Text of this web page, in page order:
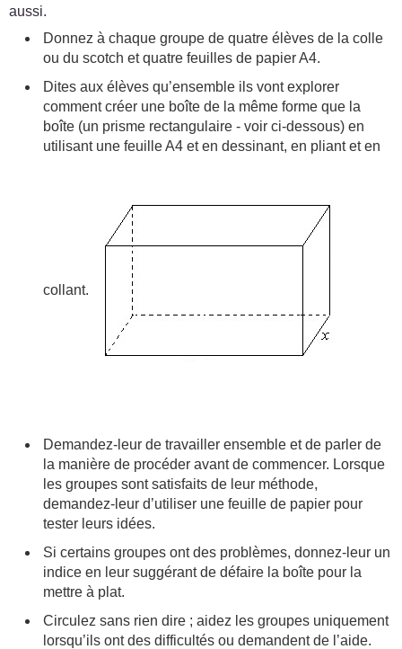
aussi.
Donnez à chaque groupe de quatre élèves de la colle
ou du scotch et quatre feuilles de papier A4.
Dites aux élèves qu’ensemble ils vont explorer
comment créer une boîte de la même forme que la
boîte (un prisme rectangulaire - voir ci-dessous) en
utilisant une feuille A4 et en dessinant, en pliant et en
collant.
Demandez-leur de travailler ensemble et de parler de
la manière de procéder avant de commencer. Lorsque
les groupes sont satisfaits de leur méthode,
demandez-leur d’utiliser une feuille de papier pour
tester leurs idées.
Si certains groupes ont des problèmes, donnez-leur un
indice en leur suggérant de défaire la boîte pour la
mettre à plat.
Circulez sans rien dire ; aidez les groupes uniquement
lorsqu’ils ont des difficultés ou demandent de l’aide.